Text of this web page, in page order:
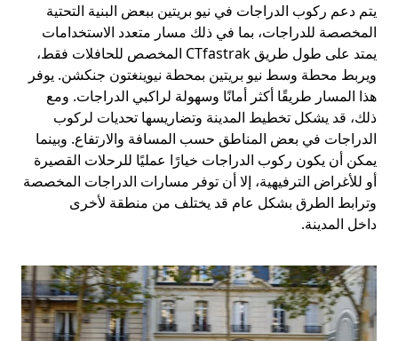
يتم دعم ركوب الدراجات في نيو بريتين ببعض البنية التحتية
المخصصة للدراجات، بما في ذلك مسار متعدد الاستخدامات
يمتد على طول طريق CTfastrak المخصص للحافلات فقط،
ويربط محطة وسط نيو بريتين بمحطة نيوينغتون جنكشن. يوفر
هذا المسار طريقًا أكثر أمانًا وسهولة لراكبي الدراجات. ومع
ذلك، قد يشكل تخطيط المدينة وتضاريسها تحديات لركوب
الدراجات في بعض المناطق حسب المسافة والارتفاع. وبينما
يمكن أن يكون ركوب الدراجات خيارًا عمليًا للرحلات القصيرة
أو للأغراض الترفيهية، إلا أن توفر مسارات الدراجات المخصصة
وترابط الطرق بشكل عام قد يختلف من منطقة لأخرى
داخل المدينة.